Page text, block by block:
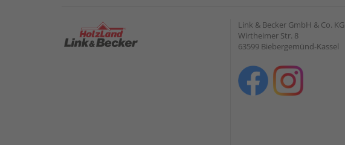
Link & Becker GmbH & Co. KG
Wirtheimer Str. 8
63599 Biebergemünd-Kassel